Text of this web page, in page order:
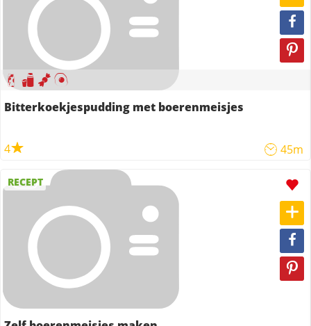
Bitterkoekjespudding met boerenmeisjes
4 45m
RECEPT